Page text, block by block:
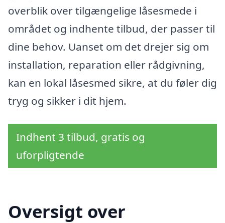
overblik over tilgængelige låsesmede i
området og indhente tilbud, der passer til
dine behov. Uanset om det drejer sig om
installation, reparation eller rådgivning,
kan en lokal låsesmed sikre, at du føler dig
tryg og sikker i dit hjem.
Indhent 3 tilbud, gratis og
uforpligtende
Oversigt over